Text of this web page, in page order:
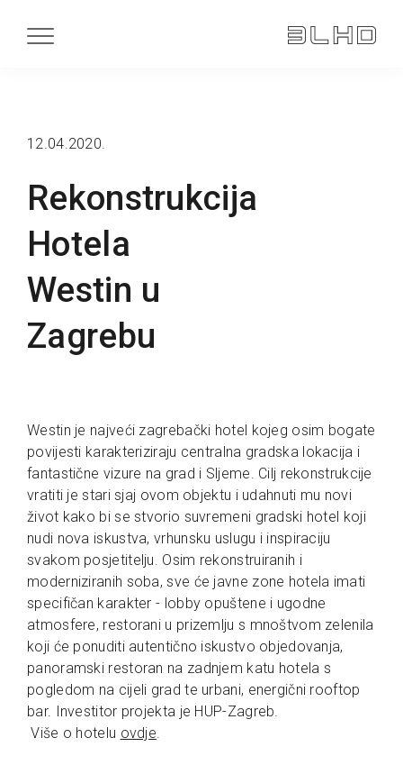
Rekonstrukcija
Hotela
Westin u
Zagrebu
12.04.2020.
Westin je najveći zagrebački hotel kojeg osim bogate
povijesti karakteriziraju centralna gradska lokacija i
fantastične vizure na grad i Sljeme. Cilj rekonstrukcije
vratiti je stari sjaj ovom objektu i udahnuti mu novi
život kako bi se stvorio suvremeni gradski hotel koji
nudi nova iskustva, vrhunsku uslugu i inspiraciju
svakom posjetitelju. Osim rekonstruiranih i
moderniziranih soba, sve će javne zone hotela imati
specifičan karakter - lobby opuštene i ugodne
atmosfere, restorani u prizemlju s mnoštvom zelenila
koji će ponuditi autentično iskustvo objedovanja,
panoramski restoran na zadnjem katu hotela s
pogledom na cijeli grad te urbani, energični rooftop
bar. Investitor projekta je HUP-Zagreb.
Više o hotelu ovdje.